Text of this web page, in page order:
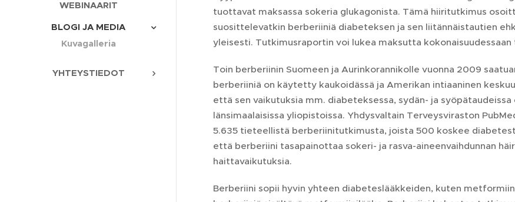
WEBINAARIT
BLOGI JA MEDIA
Kuvagalleria
YHTEYSTIEDOT
tuottavat maksassa sokeria glukagonista. Tämä hiiritutkimus
suosittelevatkin berberiiniä diabeteksen ja sen liitännäistautien
yleisesti. Tutkimusraportin voi lukea maksutta kokonaisuudessaan
Toin berberiinin Suomeen ja Aurinkorannikolle vuonna 2009
berberiiniä on käytetty kaukoidässä ja Amerikan intiaaninen
että sen vaikutuksia mm. diabeteksessa, sydän- ja
länsimaalaisissa yliopistoissa. Yhdysvaltain Terveysviraston
5.635 tieteellistä berberiinitutkimusta, joista 500 koskee
että berberiini tasapainottaa sokeri- ja rasva-aineenvaihdunnan
haittavaikutuksia.
Berberiini sopii hyvin yhteen diabeteslääkkeiden, kuten